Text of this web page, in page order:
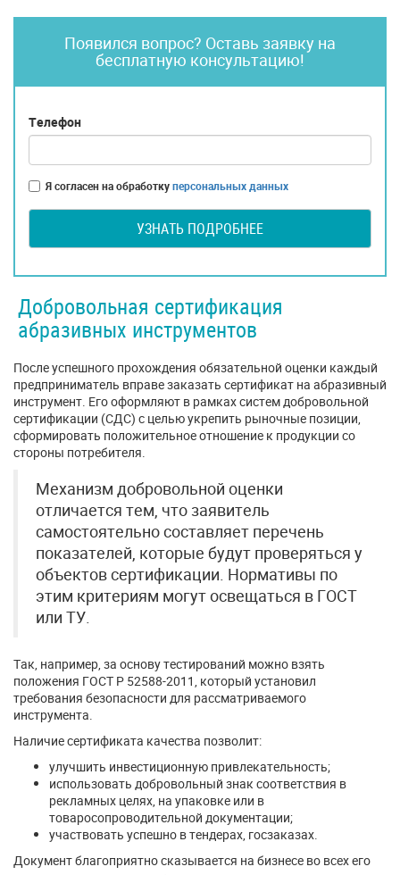
Появился вопрос? Оставь заявку на
бесплатную консультацию!
Телефон
Я согласен на обработкуперсональных данных
УЗНАТЬ ПОДРОБНЕЕ
Добровольная сертификация
абразивных инструментов
После успешного прохождения обязательной оценки каждый
предприниматель вправе заказать сертификат на абразивный
инструмент. Его оформляют в рамках систем добровольной
сертификации (СДС) с целью укрепить рыночные позиции,
сформировать положительное отношение к продукции со
стороны потребителя.
Механизм добровольной оценки
отличается тем, что заявитель
самостоятельно составляет перечень
показателей, которые будут проверяться у
объектов сертификации. Нормативы по
этим критериям могут освещаться в ГОСТ
или ТУ.
Так, например, за основу тестирований можно взять
положения ГОСТ Р 52588-2011, который установил
требования безопасности для рассматриваемого
инструмента.
Наличие сертификата качества позволит:
улучшить инвестиционную привлекательность;
использовать добровольный знак соответствия в
рекламных целях, на упаковке или в
товаросопроводительной документации;
участвовать успешно в тендерах, госзаказах.
Документ благоприятно сказывается на бизнесе во всех его